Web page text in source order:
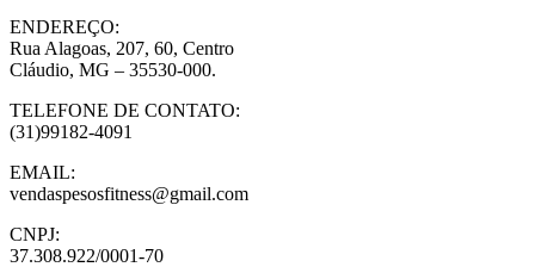
ENDEREÇO:
Rua Alagoas, 207, 60, Centro
Cláudio, MG – 35530-000.
TELEFONE DE CONTATO:
(31)99182-4091
EMAIL:
vendaspesosfitness@gmail.com
CNPJ:
37.308.922/0001-70